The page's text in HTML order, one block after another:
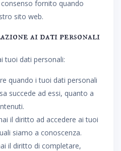
fornito quando
sito web.
ai dati personali
tuoi dati personali:
quando i tuoi dati personali
succede ad essi, quanto a
il diritto ad accedere ai tuoi
siamo a conoscenza.
il diritto di completare,